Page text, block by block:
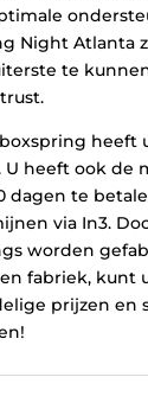
Night Atlanta
te
heeft
U heeft ook de
dagen te
via In3.
worden
fabriek, kunt
prijzen en